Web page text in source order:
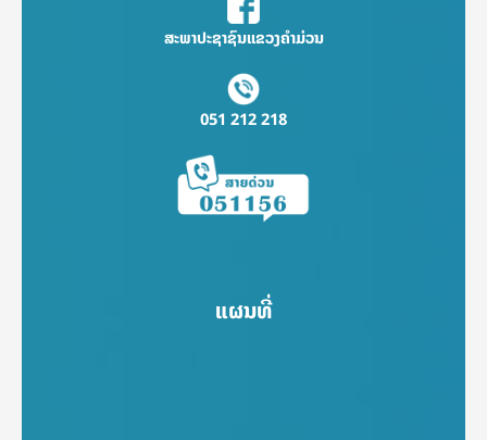
ສະພາປະຊາຊົນແຂວງຄຳມ່ວນ
051 212 218
ແຜນທີ່